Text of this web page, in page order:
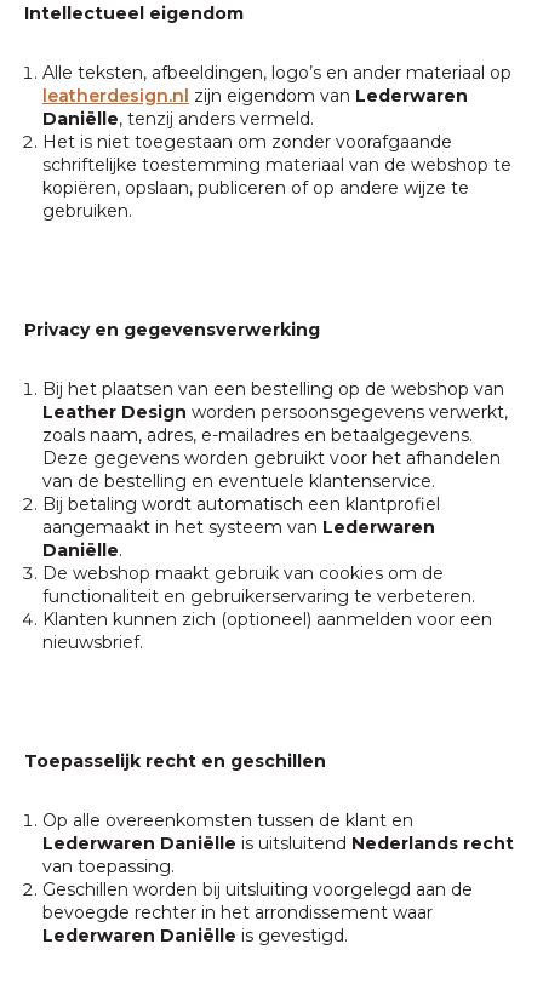
Intellectueel eigendom
Alle teksten, afbeeldingen, logo’s en ander materiaal op
leatherdesign.nl zijn eigendom van Lederwaren
Daniëlle, tenzij anders vermeld.
Het is niet toegestaan om zonder voorafgaande
schriftelijke toestemming materiaal van de webshop te
kopiëren, opslaan, publiceren of op andere wijze te
gebruiken.
Privacy en gegevensverwerking
Bij het plaatsen van een bestelling op de webshop van
Leather Design worden persoonsgegevens verwerkt,
zoals naam, adres, e-mailadres en betaalgegevens.
Deze gegevens worden gebruikt voor het afhandelen
van de bestelling en eventuele klantenservice.
Bij betaling wordt automatisch een klantprofiel
aangemaakt in het systeem van Lederwaren
Daniëlle.
De webshop maakt gebruik van cookies om de
functionaliteit en gebruikerservaring te verbeteren.
Klanten kunnen zich (optioneel) aanmelden voor een
nieuwsbrief.
Toepasselijk recht en geschillen
Op alle overeenkomsten tussen de klant en
Lederwaren Daniëlle is uitsluitend Nederlands recht
van toepassing.
Geschillen worden bij uitsluiting voorgelegd aan de
bevoegde rechter in het arrondissement waar
Lederwaren Daniëlle is gevestigd.